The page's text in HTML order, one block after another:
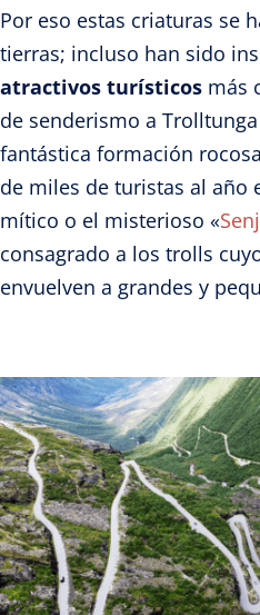
Por eso estas criaturas se
tierras; incluso han sido
atractivos turísticos más
de senderismo a
fantástica formación
de miles de turistas al año
mítico o el misterioso «
consagrado a los trolls
envuelven a grandes y